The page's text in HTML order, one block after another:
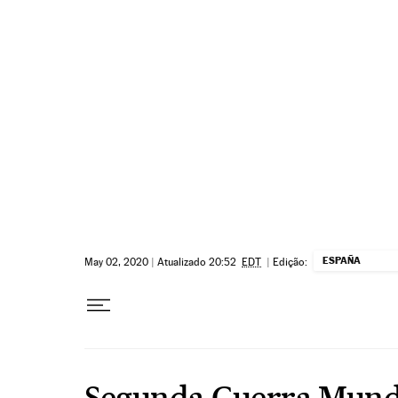
May 02, 2020 | Atualizado 20:52 EDT | Edição: ESPAÑA